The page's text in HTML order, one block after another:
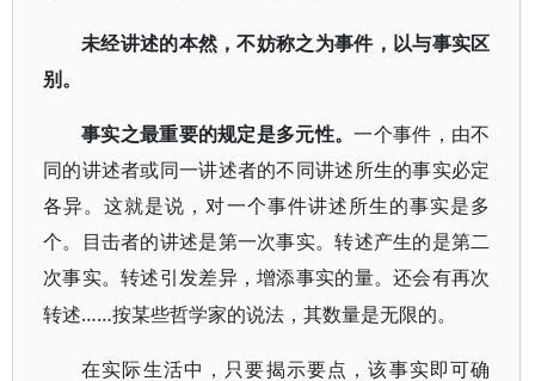
未经讲述的本然，不妨称之为事件，以与事实区
别。
事实之最重要的规定是多元性。一个事件，由不
同的讲述者或同一讲述者的不同讲述所生的事实必定
各异。这就是说，对一个事件讲述所生的事实是多
个。目击者的讲述是第一次事实。转述产生的是第二
次事实。转述引发差异，增添事实的量。还会有再次
转述……按某些哲学家的说法，其数量是无限的。
在实际生活中，只要揭示要点，该事实即可确